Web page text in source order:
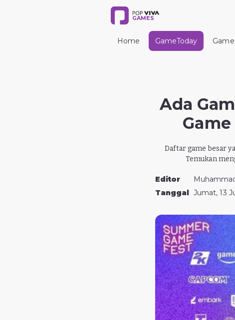
GAMES
Home GameToday
Ada
Daftar game besar
Temukan
Editor
Tanggal Jumat, 13